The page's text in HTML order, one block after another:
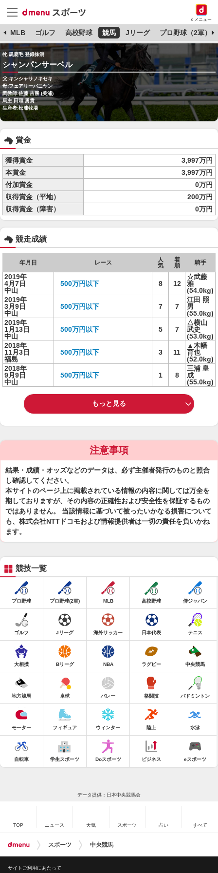
dメニュー
MLB ゴルフ 高校野球 競馬 Jリーグ プロ野球（2軍）
牝 黒鹿毛 登録抹消
シャンパンサーベル
父:キンシャサノキセキ
母:フェアリーバニヤン
調教師:佐藤 吉勝 (美浦)
馬主:田頭 勇貴
生産者:松浦牧場
賞金
獲得賞金
3,997万円
本賞金
3,997万円
付加賞金
0万円
収得賞金（平地）
200万円
収得賞金（障害）
0万円
競走成績
年月日 レース
人
気
着
順
騎手
2019年
4月7日
中山
500万円以下 8 12
☆武藤
雅
(54.0kg)
2019年
3月9日
中山
500万円以下 7 7
江田 照
男
(55.0kg)
2019年
1月13日
中山
500万円以下 5 7
△横山
武史
(53.0kg)
2018年
11月3日
福島
500万円以下 3 11
▲木幡
育也
(52.0kg)
2018年
9月9日
中山
500万円以下 1 8
三浦 皇
成
(55.0kg)
もっと見る
注意事項
結果・成績・オッズなどのデータは、必ず主催者発行のものと照合
し確認してください。
本サイトのページ上に掲載されている情報の内容に関しては万全を
期しておりますが、その内容の正確性および安全性を保証するもの
ではありません。 当該情報に基づいて被ったいかなる損害について
も、株式会社NTTドコモおよび情報提供者は一切の責任を負いかね
ます。
競技一覧
プロ野球 プロ野球(2軍) MLB 高校野球 侍ジャパン
ゴルフ Jリーグ 海外サッカー 日本代表 テニス
大相撲 Bリーグ NBA ラグビー 中央競馬
地方競馬 卓球 バレー 格闘技 バドミントン
モーター フィギュア ウィンター 陸上 水泳
自転車 学生スポーツ Doスポーツ ビジネス eスポーツ
データ提供：日本中央競馬会
TOP ニュース 天気 スポーツ 占い すべて
スポーツ 中央競馬
サイトご利用にあたって